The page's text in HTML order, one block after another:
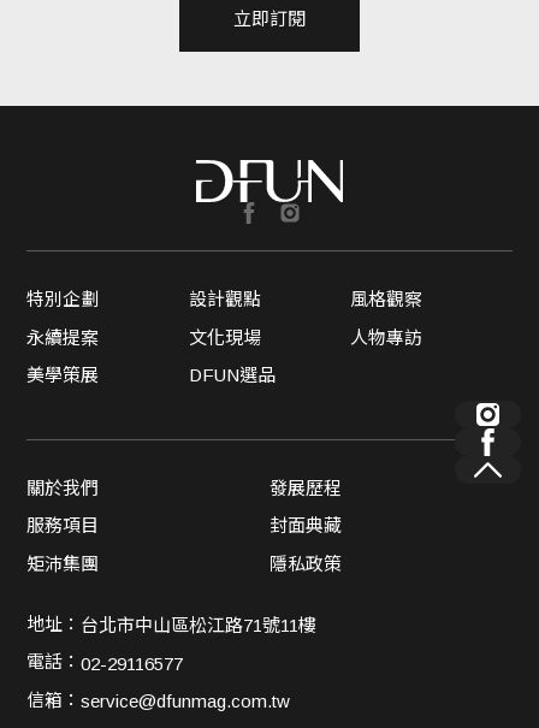
立即訂閱
特別企劃 設計觀點
風格觀察
永續提案
文化現場
人物專訪
美學策展
DFUN選品
關於我們
發展歷程
服務項目
封面典藏
矩沛集團
隱私政策
地址： 台北市中山區松江路71號11樓
電話：02-29116577
信箱：service@dfunmag.com.tw